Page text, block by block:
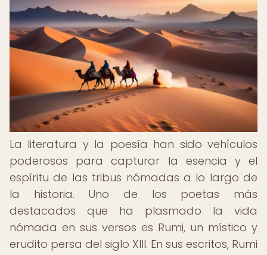
La literatura y la poesía han sido vehículos
poderosos para capturar la esencia y el
espíritu de las tribus nómadas a lo largo de
la historia. Uno de los poetas más
destacados que ha plasmado la vida
nómada en sus versos es Rumi, un místico y
erudito persa del siglo XIII. En sus escritos, Rumi